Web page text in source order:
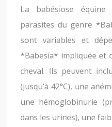
La babésiose
parasites du genre
sont variables et
*Babesia* impliquée et
cheval. Ils peuvent
(jusqu’à 42°C), une
une hémoglobinurie
dans les urines), une